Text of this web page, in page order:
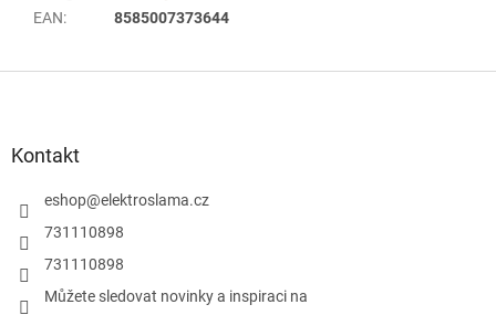
EAN: 8585007373644
Kontakt
eshop@elektroslama.cz
731110898
731110898
Můžete sledovat novinky a inspiraci na